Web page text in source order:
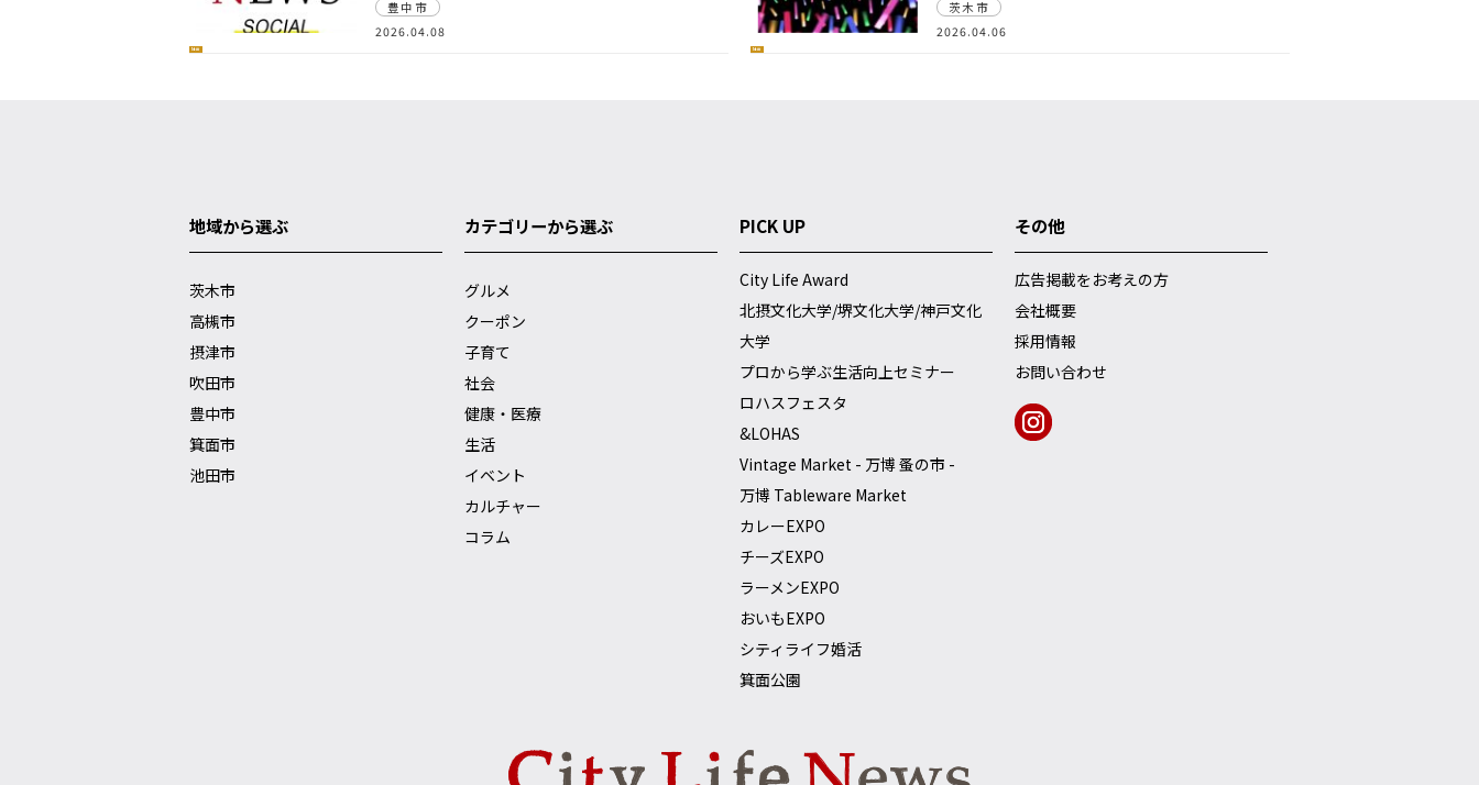
社会
豊中市
2026.04.08
社会
茨木市
2026.04.06
地域から選ぶ
茨木市
高槻市
摂津市
吹田市
豊中市
箕面市
池田市
カテゴリーから選ぶ
グルメ
クーポン
子育て
社会
健康・医療
生活
イベント
カルチャー
コラム
PICK UP
City Life Award
北摂文化大学/堺文化大学/神戸文化
大学
プロから学ぶ生活向上セミナー
ロハスフェスタ
&LOHAS
Vintage Market - 万博 蚤の市 -
万博 Tableware Market
カレーEXPO
チーズEXPO
ラーメンEXPO
おいもEXPO
シティライフ婚活
箕面公園
その他
広告掲載をお考えの方
会社概要
採用情報
お問い合わせ